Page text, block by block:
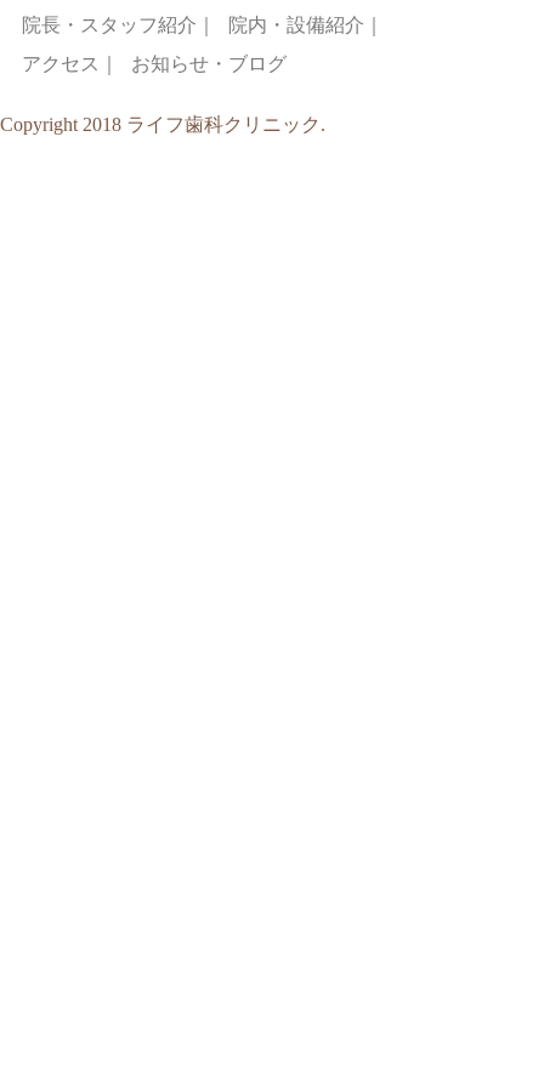
院長・スタッフ紹介｜
院内・設備紹介｜
アクセス｜
お知らせ・ブログ
Copyright 2018 ライフ歯科クリニック.